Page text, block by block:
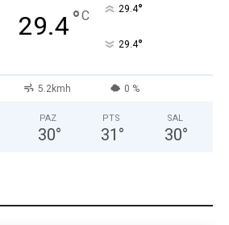
29.4°C 29.4°
29.4°
5.2kmh 0 %
PAZ
30°
PTS
31 °
SAL
30°